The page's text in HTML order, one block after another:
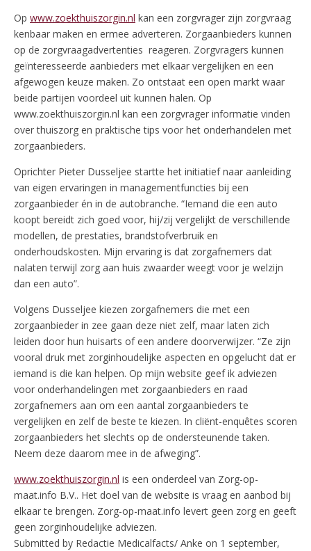
Op www.zoekthuiszorgin.nl kan een zorgvrager zijn zorgvraag
kenbaar maken en ermee adverteren. Zorgaanbieders kunnen
op de zorgvraagadvertenties reageren. Zorgvragers kunnen
geïnteresseerde aanbieders met elkaar vergelijken en een
afgewogen keuze maken. Zo ontstaat een open markt waar
beide partijen voordeel uit kunnen halen. Op
www.zoekthuiszorgin.nl kan een zorgvrager informatie vinden
over thuiszorg en praktische tips voor het onderhandelen met
zorgaanbieders.
Oprichter Pieter Dusseljee startte het initiatief naar aanleiding
van eigen ervaringen in managementfuncties bij een
zorgaanbieder én in de autobranche. “Iemand die een auto
koopt bereidt zich goed voor, hij/zij vergelijkt de verschillende
modellen, de prestaties, brandstofverbruik en
onderhoudskosten. Mijn ervaring is dat zorgafnemers dat
nalaten terwijl zorg aan huis zwaarder weegt voor je welzijn
dan een auto”.
Volgens Dusseljee kiezen zorgafnemers die met een
zorgaanbieder in zee gaan deze niet zelf, maar laten zich
leiden door hun huisarts of een andere doorverwijzer. “Ze zijn
vooral druk met zorginhoudelijke aspecten en opgelucht dat er
iemand is die kan helpen. Op mijn website geef ik adviezen
voor onderhandelingen met zorgaanbieders en raad
zorgafnemers aan om een aantal zorgaanbieders te
vergelijken en zelf de beste te kiezen. In cliënt-enquêtes scoren
zorgaanbieders het slechts op de ondersteunende taken.
Neem deze daarom mee in de afweging”.
www.zoekthuiszorgin.nl is een onderdeel van Zorg-op-
maat.info B.V.. Het doel van de website is vraag en aanbod bij
elkaar te brengen. Zorg-op-maat.info levert geen zorg en geeft
geen zorginhoudelijke adviezen.
Submitted by Redactie Medicalfacts/ Anke on 1 september,